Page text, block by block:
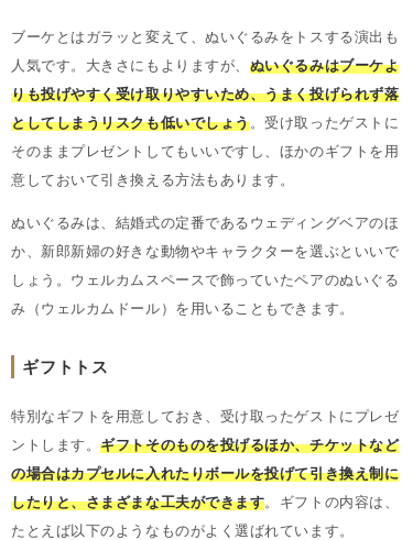
ブーケとはガラッと変えて、ぬいぐるみをトスする演出も
人気です。大きさにもよりますが、 ぬいぐるみはブーケよ
りも投げやすく受け取りやすいため、うまく投げられず落
としてしまうリスクも低いでしょう。受け取ったゲストに
そのままプレゼントしてもいいですし、ほかのギフトを用
意しておいて引き換える方法もあります。
ぬいぐるみは、結婚式の定番であるウェディングベアのほ
か、新郎新婦の好きな動物やキャラクターを選ぶといいで
しょう。ウェルカムスペースで飾っていたペアのぬいぐる
み（ウェルカムドール）を用いることもできます。
ギフトトス
特別なギフトを用意しておき、受け取ったゲストにプレゼ
ントします。ギフトそのものを投げるほか、チケットなど
の場合はカプセルに入れたりボールを投げて引き換え制に
したりと、さまざまな工夫ができます。ギフトの内容は、
たとえば以下のようなものがよく選ばれています。